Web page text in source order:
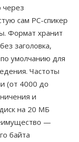
через
сам PC-спикер
Формат хранит
заголовка,
умолчанию для
Частоты
(от 4000 до
и
на 20 МБ
—
байта